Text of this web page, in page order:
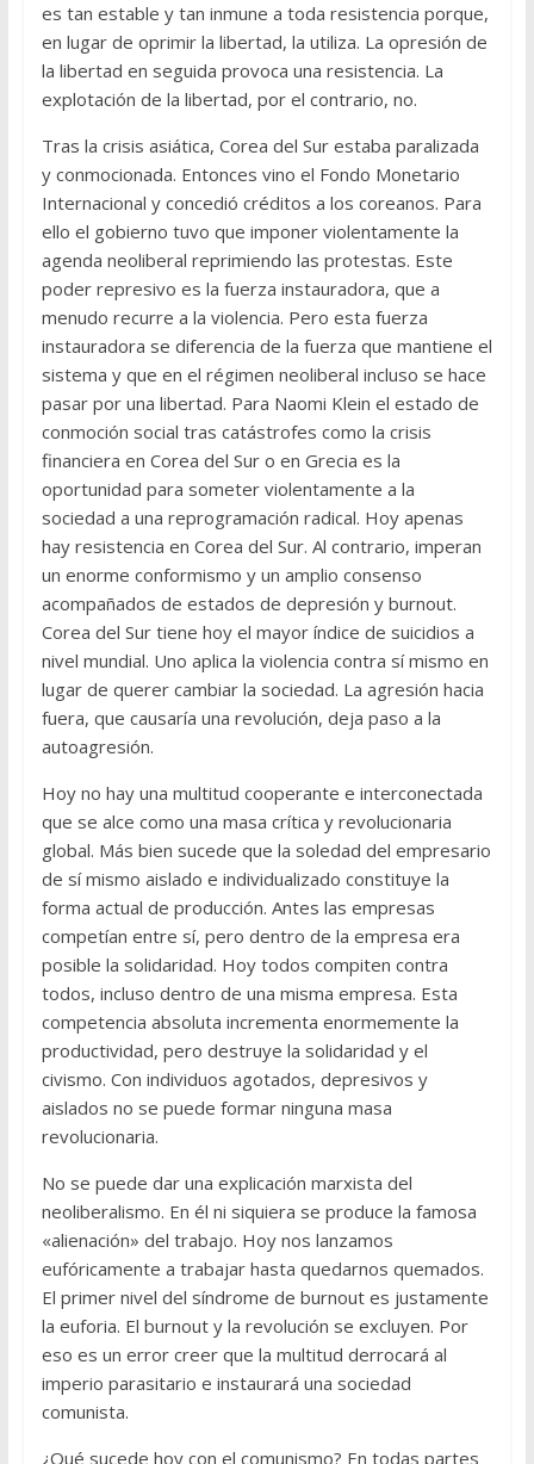
es tan estable y tan inmune a toda resistencia porque,
en lugar de oprimir la libertad, la utiliza. La opresión de
la libertad en seguida provoca una resistencia. La
explotación de la libertad, por el contrario, no.
Tras la crisis asiática, Corea del Sur estaba paralizada
y conmocionada. Entonces vino el Fondo Monetario
Internacional y concedió créditos a los coreanos. Para
ello el gobierno tuvo que imponer violentamente la
agenda neoliberal reprimiendo las protestas. Este
poder represivo es la fuerza instauradora, que a
menudo recurre a la violencia. Pero esta fuerza
instauradora se diferencia de la fuerza que mantiene el
sistema y que en el régimen neoliberal incluso se hace
pasar por una libertad. Para Naomi Klein el estado de
conmoción social tras catástrofes como la crisis
financiera en Corea del Sur o en Grecia es la
oportunidad para someter violentamente a la
sociedad a una reprogramación radical. Hoy apenas
hay resistencia en Corea del Sur. Al contrario, imperan
un enorme conformismo y un amplio consenso
acompañados de estados de depresión y burnout.
Corea del Sur tiene hoy el mayor índice de suicidios a
nivel mundial. Uno aplica la violencia contra sí mismo en
lugar de querer cambiar la sociedad. La agresión hacia
fuera, que causaría una revolución, deja paso a la
autoagresión.
Hoy no hay una multitud cooperante e interconectada
que se alce como una masa crítica y revolucionaria
global. Más bien sucede que la soledad del empresario
de sí mismo aislado e individualizado constituye la
forma actual de producción. Antes las empresas
competían entre sí, pero dentro de la empresa era
posible la solidaridad. Hoy todos compiten contra
todos, incluso dentro de una misma empresa. Esta
competencia absoluta incrementa enormemente la
productividad, pero destruye la solidaridad y el
civismo. Con individuos agotados, depresivos y
aislados no se puede formar ninguna masa
revolucionaria.
No se puede dar una explicación marxista del
neoliberalismo. En él ni siquiera se produce la famosa
«alienación» del trabajo. Hoy nos lanzamos
eufóricamente a trabajar hasta quedarnos quemados.
El primer nivel del síndrome de burnout es justamente
la euforia. El burnout y la revolución se excluyen. Por
eso es un error creer que la multitud derrocará al
imperio parasitario e instaurará una sociedad
comunista.
¿Qué sucede hoy con el comunismo? En todas partes